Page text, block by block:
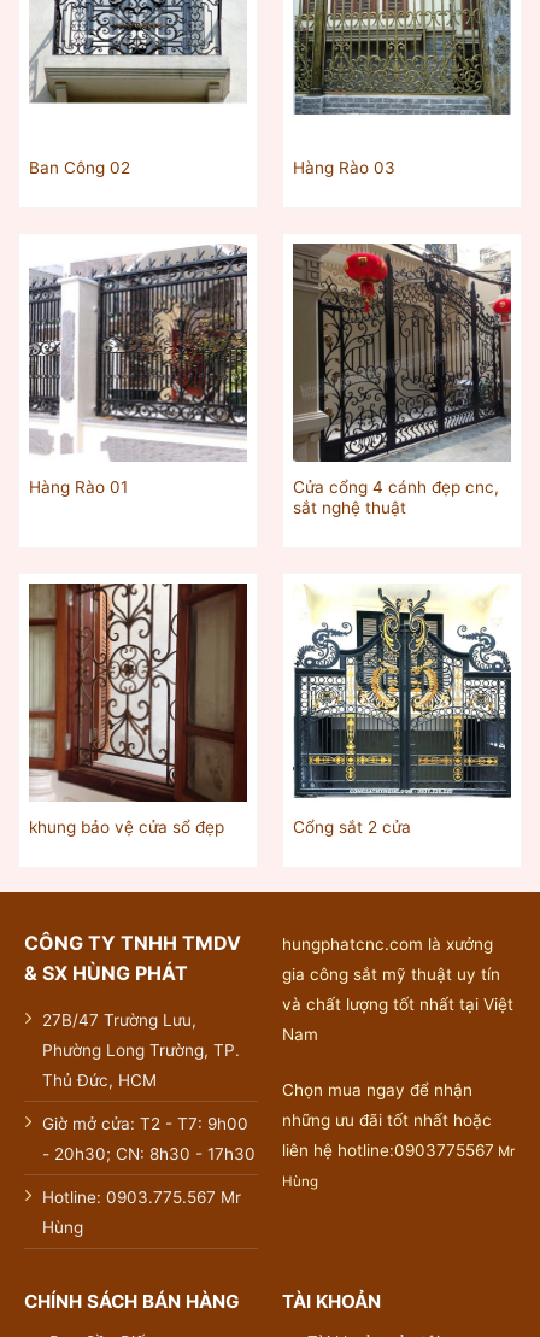
Ban Công 02 Hàng Rào 03
Hàng Rào 01
Cửa cổng 4 cánh đẹp cnc,
sắt nghệ thuật
khung bảo vệ cửa sổ đẹp Cổng sắt 2 cửa
CÔNG TY TNHH TMDV
& SX HÙNG PHÁT
27B/47 Trường Lưu,
Phường Long Trường, TP.
Thủ Đức, HCM
Giờ mở cửa: T2 - T7: 9h00
- 20h30; CN: 8h30 - 17h30
Hotline: 0903.775.567 Mr
Hùng
hungphatcnc.com là xưởng
gia công sắt mỹ thuật uy tín
và chất lượng tốt nhất tại Việt
Nam
Chọn mua ngay để nhận
những ưu đãi tốt nhất hoặc
liên hệ hotline:0903775567 Mr
Hùng
CHÍNH SÁCH BÁN HÀNG TÀI KHOẢN